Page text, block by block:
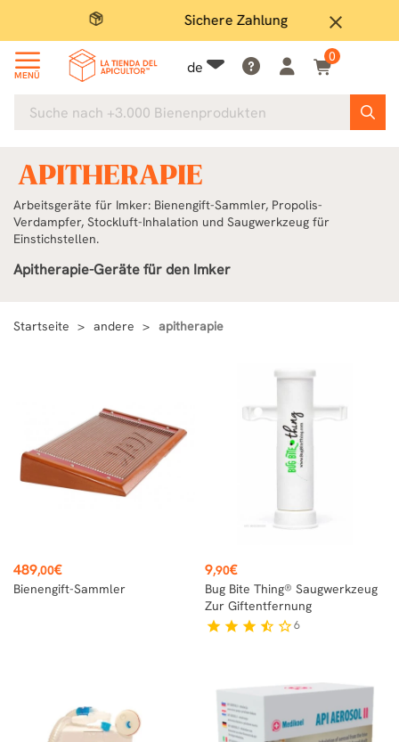
close
Sichere Zahlung
MENÜ de
0
APITHERAPIE
Arbeitsgeräte für Imker: Bienengift-Sammler, Propolis-
Verdampfer, Stockluft-Inhalation und Saugwerkzeug für
Einstichstellen.
Apitherapie-Geräte für den Imker
Startseite andere apitherapie
Preis
489,00€
Bienengift-Sammler
Preis
9,90€
Bug Bite Thing® Saugwerkzeug
Zur Giftentfernung
star star star star_half star_border6